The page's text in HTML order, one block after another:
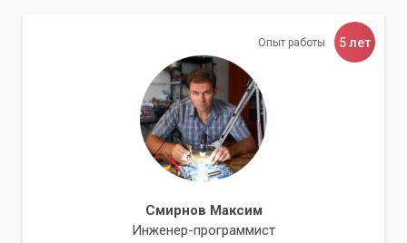
Опыт работы 5 лет
Смирнов Максим
Инженер-программист